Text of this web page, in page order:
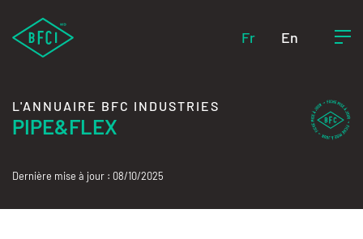
Fr En
L'ANNUAIRE BFC INDUSTRIES
PIPE&FLEX
Dernière mise à jour : 08/10/2025